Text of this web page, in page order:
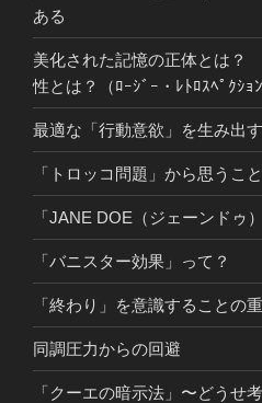
ある
美化された記憶の正体とは
性とは？（ﾛｰｼﾞｰ・ﾚﾄﾛｽﾍﾟｸｼｮﾝ
最適な「行動意欲」を生み出
「トロッコ問題」から思うこと
「JANE DOE（ジェーンドゥ
「バニスター効果」って？
「終わり」を意識することの
同調圧力からの回避
「クーエの暗示法」〜どうせ